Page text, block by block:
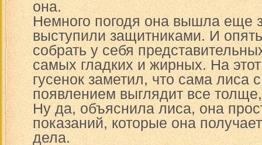
она.
Немного погодя она вышла еще
выступили защитниками. И
собрать у себя
самых гладких и жирных. На
гусенок заметил, что сама лиса
появлением выглядит все
Ну да, объяснила лиса, она
показаний, которые она
дела.